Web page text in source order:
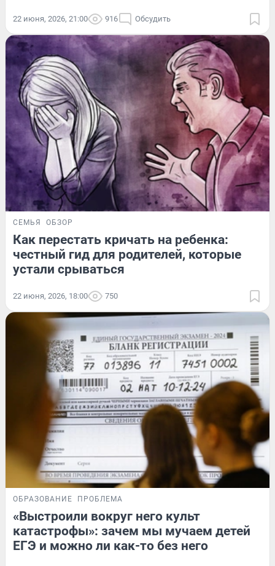
22 июня, 2026, 21:00 916 Обсудить
СЕМЬЯ ОБЗОР
Как перестать кричать на ребенка:
честный гид для родителей, которые
устали срываться
22 июня, 2026, 18:00 750
ОБРАЗОВАНИЕ ПРОБЛЕМА
«Выстроили вокруг него культ
катастрофы»: зачем мы мучаем детей
ЕГЭ и можно ли как-то без него